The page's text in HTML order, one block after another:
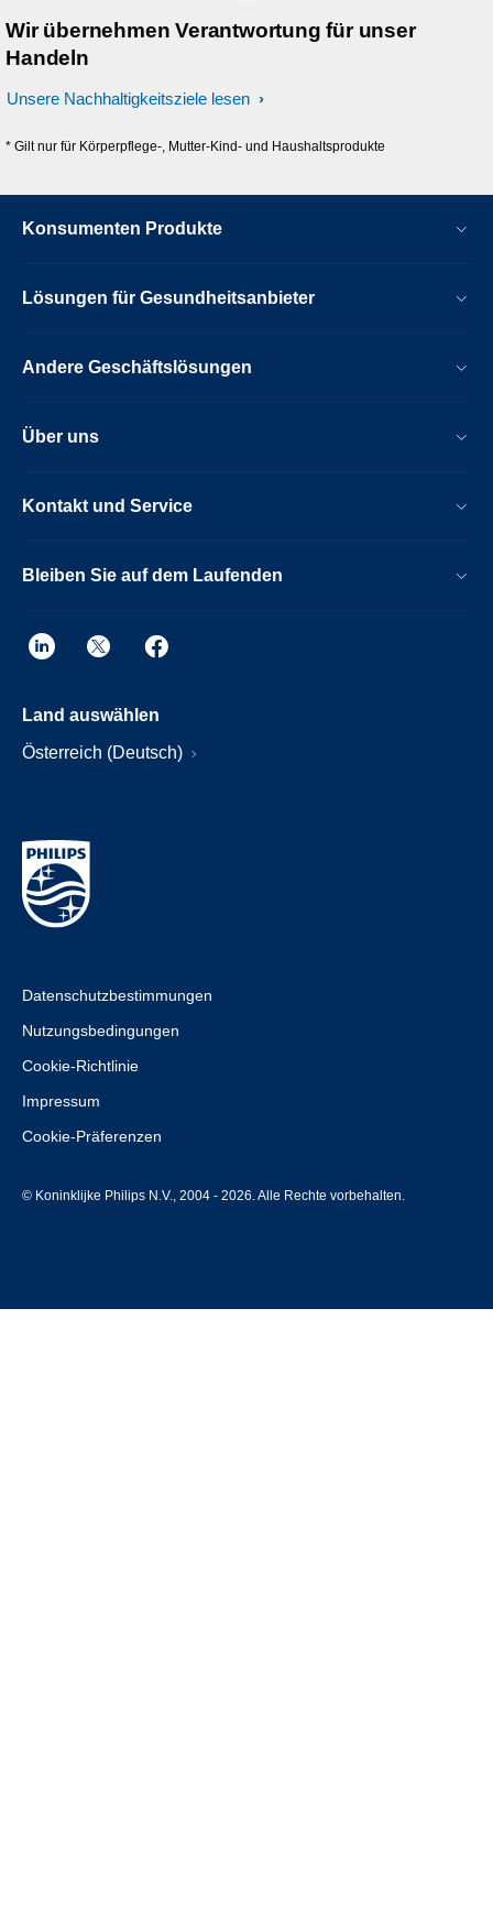
Wir übernehmen Verantwortung für unser
Handeln
Unsere Nachhaltigkeitsziele lesen
* Gilt nur für Körperpflege-, Mutter-Kind- und Haushaltsprodukte
Konsumenten Produkte
Lösungen für Gesundheitsanbieter
Andere Geschäftslösungen
Über uns
Kontakt und Service
Bleiben Sie auf dem Laufenden
Land auswählen
Österreich (Deutsch)
Datenschutzbestimmungen
Nutzungsbedingungen
Cookie-Richtlinie
Impressum
Cookie-Präferenzen
© Koninklijke Philips N.V., 2004 - 2026. Alle Rechte vorbehalten.